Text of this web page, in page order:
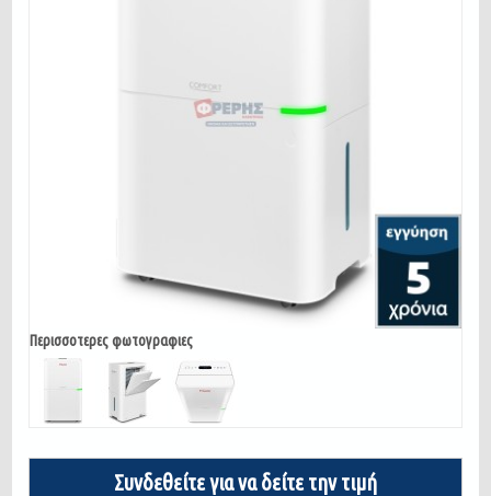
Περισσοτερες φωτογραφιες
Συνδεθείτε για να δείτε την τιμή